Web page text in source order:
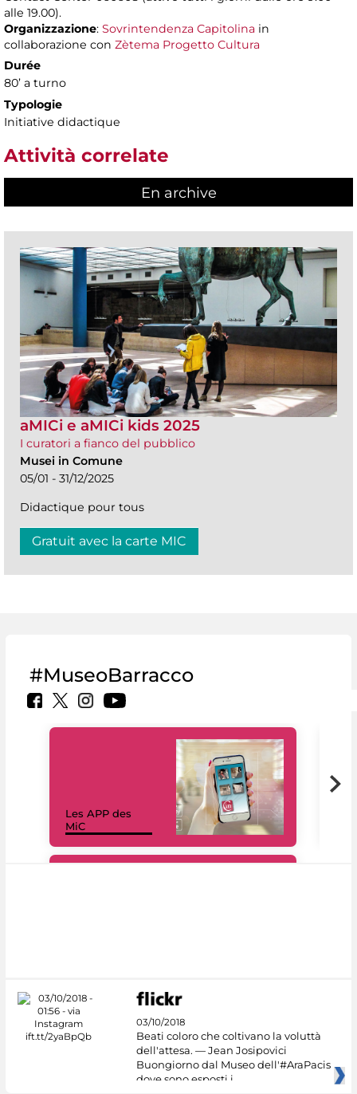
alle 19.00).
Organizzazione: Sovrintendenza Capitolina in
collaborazione con Zètema Progetto Cultura
Durée
80’ a turno
Typologie
Initiative didactique
Attività correlate
En archive
aMICi e aMICi kids 2025
I curatori a fianco del pubblico
Musei in Comune
05/01 - 31/12/2025
Didactique pour tous
Gratuit avec la carte MIC
#MuseoBarracco
Les APP des
MiC
03/10/2018
Beati coloro che coltivano la voluttà
dell'attesa. — Jean Josipovici
Buongiorno dal Museo dell'#AraPacis
dove sono esposti i